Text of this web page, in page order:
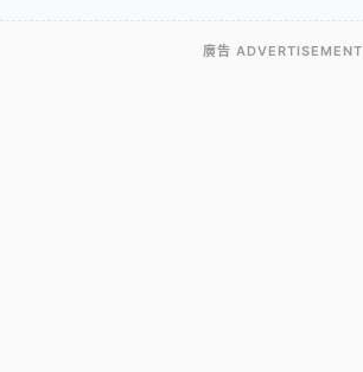
廣告 ADVERTISEMENT